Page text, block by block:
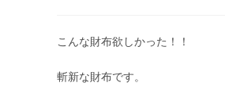
開
日:
こんな財布欲しかった！！
斬新な財布です。